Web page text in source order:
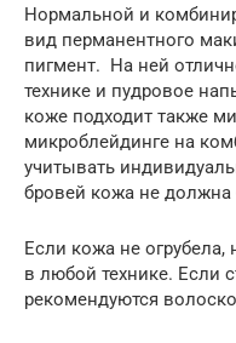
Нормальной и
вид перманентного
пигмент. На ней
технике и пудровое
коже подходит также
микроблейдинге на
учитывать
бровей кожа не
Если кожа не
в любой технике. Если
рекомендуются